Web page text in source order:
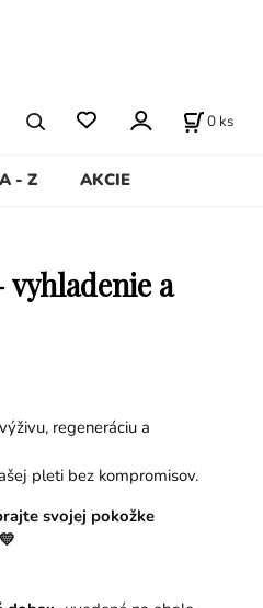
A - Z AKCIE
0 ks
a
regeneráciu a
pleti bez kompromisov.
svojej pokožke